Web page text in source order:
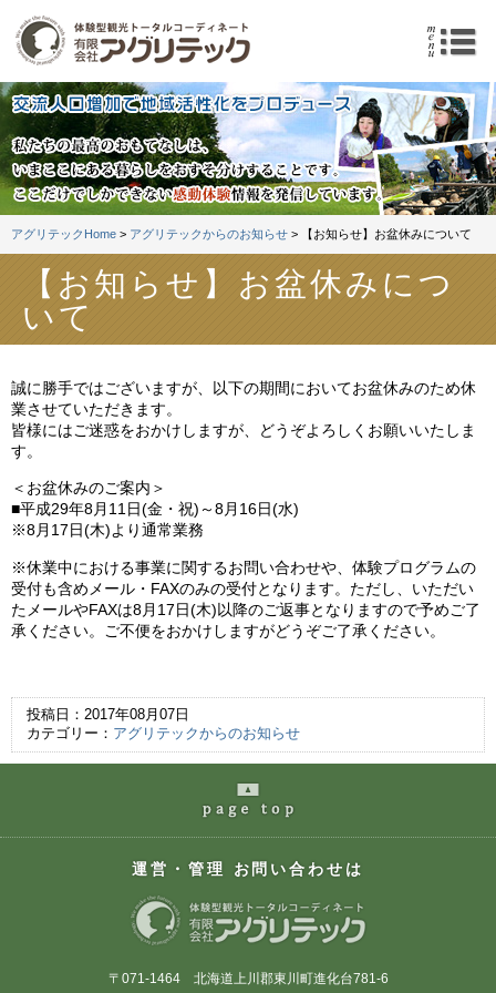
体験型観光トータルコー
アグリテックHome > アグリテックからのお知らせ > 【お知らせ】お盆休みについて
【お知らせ】お盆休みにつ
いて
誠に勝手ではございますが、以下の期間においてお盆休みのため休
業させていただきます。
皆様にはご迷惑をおかけしますが、どうぞよろしくお願いいたしま
す。
＜お盆休みのご案内＞
■平成29年8月11日(金・祝)～8月16日(水)
※8月17日(木)より通常業務
※休業中における事業に関するお問い合わせや、体験プログラムの
受付も含めメール・FAXのみの受付となります。ただし、いただい
たメールやFAXは8月17日(木)以降のご返事となりますので予めご了
承ください。ご不便をおかけしますがどうぞご了承ください。
投稿日：2017年08月07日
カテゴリー： アグリテックからのお知らせ
運営・管理 お問い合わせは
〒071-1464 北海道上川郡東川町進化台781-6